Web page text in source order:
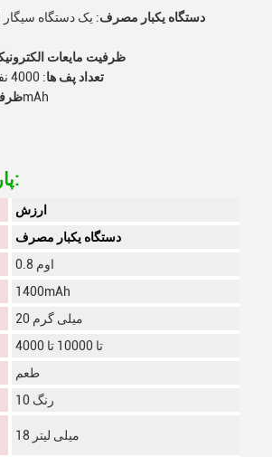
دستگاه یکبار مصرف: یک دستگاه سیگار
ظرفیت مایعات
تعداد پف ها: 4000 نفره-10000 نفره
: 1400mAh
پارامترهای فنی:
ارزش
دستگاه یکبار مصرف
0.8 اوم
1400mAh
20 میلی گرم
4000 تا 10000 تا
طعم
10 رنگ
18 میلی لیتر